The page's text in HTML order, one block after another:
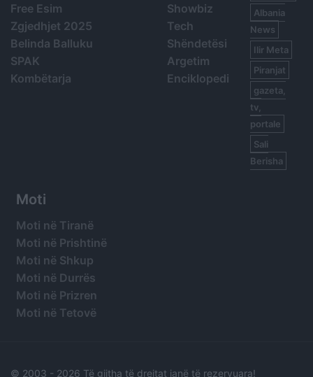
Free Esim
Zgjedhjet 2025
Belinda Balluku
SPAK
Kombëtarja
Showbiz
Tech
Shëndetësi
Argetim
Enciklopedi
Albania
News
Ilir Meta
Piranjat
gazeta,
tv,
portale
Sali
Berisha
Moti
Moti në Tiranë
Moti në Prishtinë
Moti në Shkup
Moti në Durrës
Moti në Prizren
Moti në Tetovë
© 2003 - 2026 Të gjitha të drejtat janë të rezervuara!